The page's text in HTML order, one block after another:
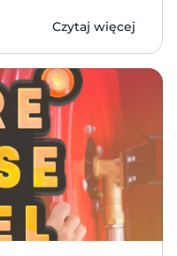
Czytaj więcej